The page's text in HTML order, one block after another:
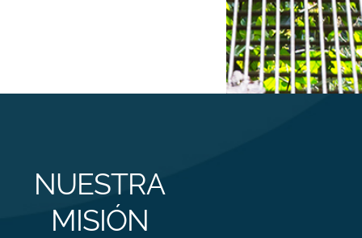
NUESTRA
MISIÓN